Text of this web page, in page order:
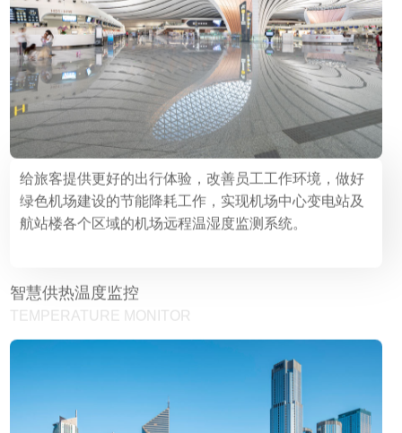
给旅客提供更好的出行体验，改善员工工作环境，做好
绿色机场建设的节能降耗工作，实现机场中心变电站及
航站楼各个区域的机场远程温湿度监测系统。
智慧供热温度监控
TEMPERATURE MONITOR